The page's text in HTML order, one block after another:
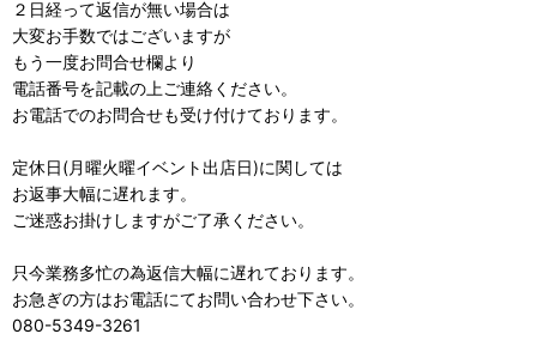
２日経って返信が無い場合は
大変お手数ではございますが
もう一度お問合せ欄より
電話番号を記載の上ご連絡ください。
お電話でのお問合せも受け付けております。
定休日(月曜火曜イベント出店日)に関しては
お返事大幅に遅れます。
ご迷惑お掛けしますがご了承ください。
只今業務多忙の為返信大幅に遅れております。
お急ぎの方はお電話にてお問い合わせ下さい。
080-5349-3261